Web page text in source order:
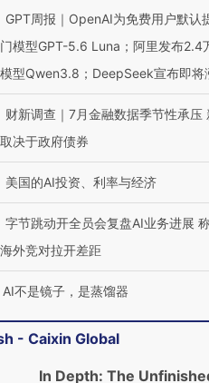
GPT周报｜OpenAI为免费用户默认
模型GPT-5.6 Luna；阿里发布2.4
型Qwen3.8；DeepSeek宣布即将
财新调查｜7月金融数据季节性承压
决于政府债券
美国的AI投资、利率与经济
字节跳动开全员会复盘AI业务进展
外竞对拉开差距
AI不是镜子，是蒸馏器
- Caixin Global
In Depth: The